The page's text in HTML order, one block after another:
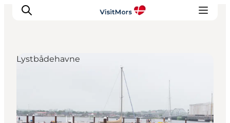
Info om Mors
Lystbådehavne